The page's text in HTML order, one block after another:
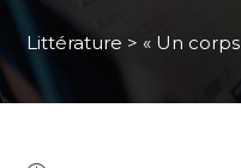
Littérature > « Un